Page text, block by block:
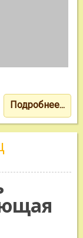
Подробнее...